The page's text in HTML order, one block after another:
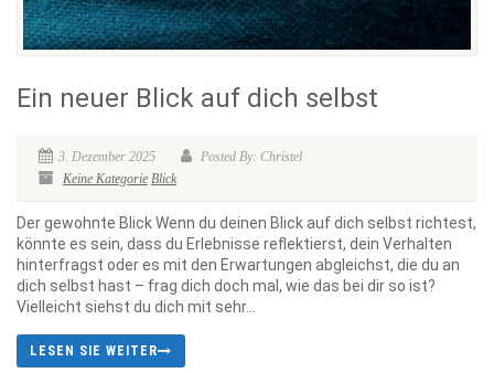
Ein neuer Blick auf dich selbst
3. Dezember 2025
Posted By: Christel
Keine Kategorie Blick
Der gewohnte Blick Wenn du deinen Blick auf dich selbst richtest,
könnte es sein, dass du Erlebnisse reflektierst, dein Verhalten
hinterfragst oder es mit den Erwartungen abgleichst, die du an
dich selbst hast – frag dich doch mal, wie das bei dir so ist?
Vielleicht siehst du dich mit sehr...
LESEN SIE WEITER